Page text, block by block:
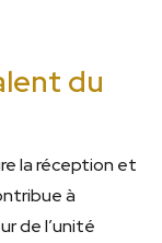
du
la réception et
à
de l’unité